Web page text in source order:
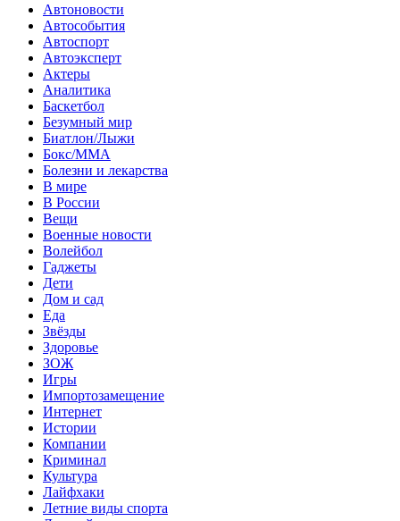
Автоновости
Автособытия
Автоспорт
Автоэксперт
Актеры
Аналитика
Баскетбол
Безумный мир
Биатлон/Лыжи
Бокс/MMA
Болезни и лекарства
В мире
В России
Вещи
Военные новости
Волейбол
Гаджеты
Дети
Дом и сад
Еда
Звёзды
Здоровье
ЗОЖ
Игры
Импортозамещение
Интернет
Истории
Компании
Криминал
Культура
Лайфхаки
Летние виды спорта